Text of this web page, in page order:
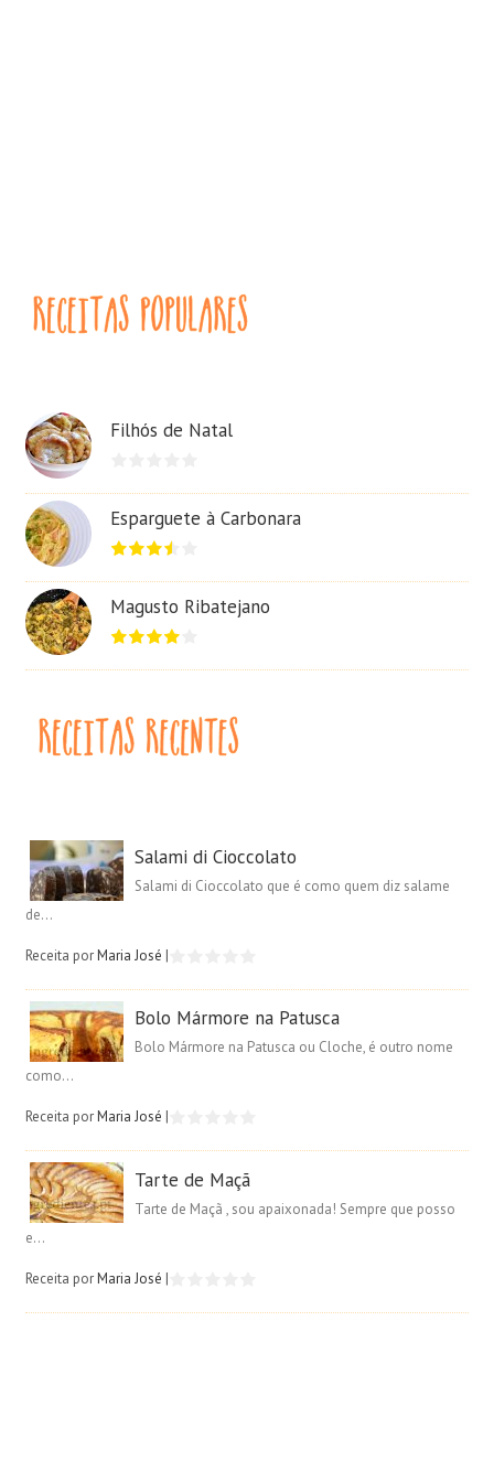
Filhós de Natal
Esparguete à Carbonara
Magusto Ribatejano
Salami di Cioccolato
Salami di Cioccolato que é como quem diz salame
de...
Receita porMaria José |
Bolo Mármore na Patusca
Bolo Mármore na Patusca ou Cloche, é outro nome
como...
Receita porMaria José
Tarte de Maçã
Tarte de Maçã , sou apaixonada! Sempre que posso
e...
Receita porMaria José |